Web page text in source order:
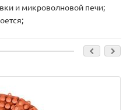
и микроволновой печи;